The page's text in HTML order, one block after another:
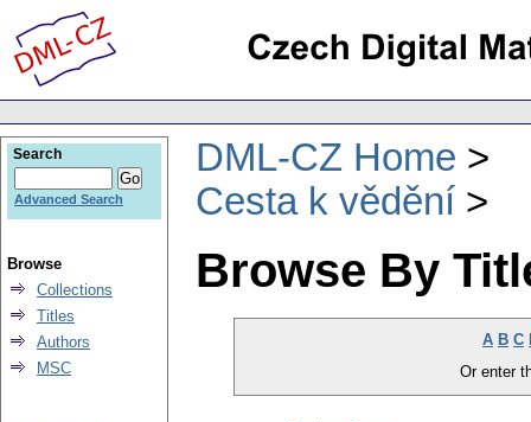
DML-CZ Home
Cesta k vědění
Browse By
A B C
Or enter
Search
Advanced Search
Browse
Collections
Titles
Authors
MSC